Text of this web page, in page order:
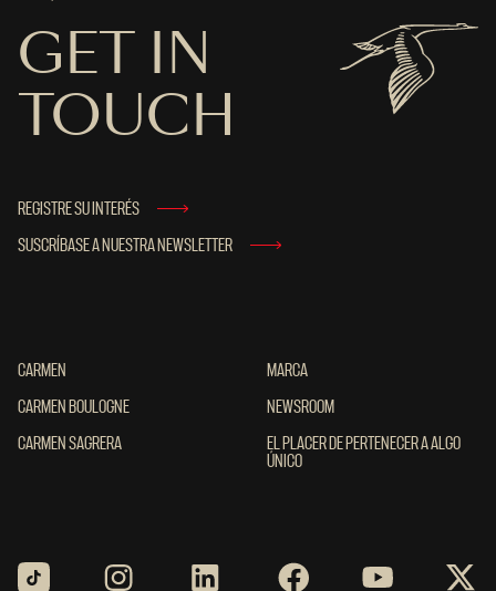
GET IN
TOUCH
REGISTRE SU INTERÉS
SUSCRÍBASE A NUESTRA NEWSLETTER
CARMEN
CARMEN
CARMEN BOULOGNE
CARMEN BOULOGNE
CARMEN SAGRERA
CARMEN SAGRERA
MARCA
MARCA
NEWSROOM
NEWSROOM
EL PLACER DE PERTENECER A ALGO
EL PLACER DE PERTENECER A ALGO
ÚNICO